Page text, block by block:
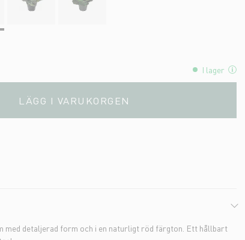
I lager
LÄGG I VARUKORGEN
med detaljerad form och i en naturligt röd färgton. Ett hållbart